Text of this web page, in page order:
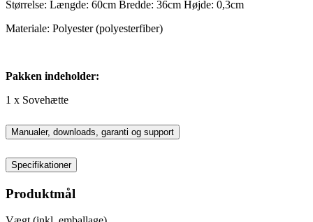
Størrelse: Længde: 60cm Bredde: 36cm Højde: 0,3cm
Materiale: Polyester (polyesterfiber)
Pakken indeholder:
1 x Sovehætte
Manualer, downloads, garanti og support
Specifikationer
Produktmål